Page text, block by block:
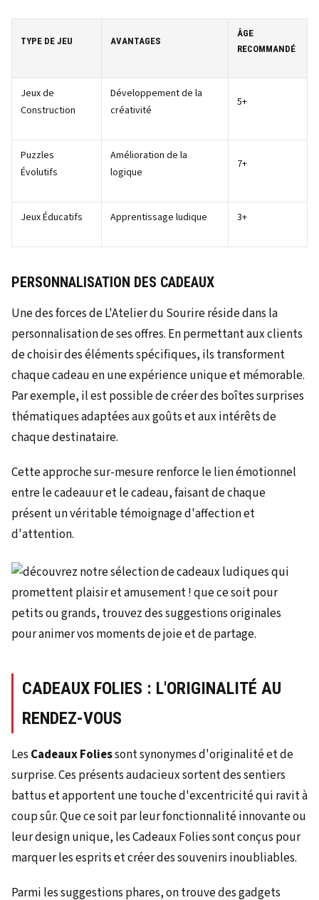
TYPE DE JEU AVANTAGES
ÂGE
RECOMMANDÉ
Jeux de
Construction
Développement de la
créativité
5+
Puzzles
Évolutifs
Amélioration de la
logique
7+
Jeux Éducatifs Apprentissage ludique 3+
PERSONNALISATION DES CADEAUX
Une des forces de L'Atelier du Sourire réside dans la
personnalisation de ses offres. En permettant aux clients
de choisir des éléments spécifiques, ils transforment
chaque cadeau en une expérience unique et mémorable.
Par exemple, il est possible de créer des boîtes surprises
thématiques adaptées aux goûts et aux intérêts de
chaque destinataire.
Cette approche sur-mesure renforce le lien émotionnel
entre le cadeauur et le cadeau, faisant de chaque
présent un véritable témoignage d'affection et
d'attention.
CADEAUX FOLIES : L'ORIGINALITÉ AU
RENDEZ-VOUS
Les Cadeaux Foliessont synonymes d'originalité et de
surprise. Ces présents audacieux sortent des sentiers
battus et apportent une touche d'excentricité qui ravit à
coup sûr. Que ce soit par leur fonctionnalité innovante ou
leur design unique, les Cadeaux Folies sont conçus pour
marquer les esprits et créer des souvenirs inoubliables.
Parmi les suggestions phares, on trouve des gadgets